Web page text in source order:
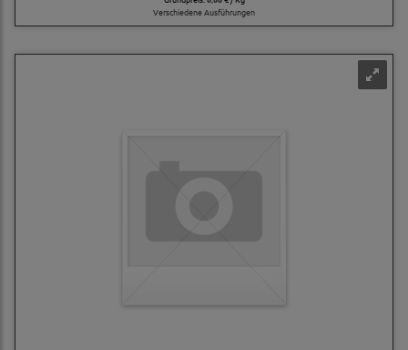
Verschiedene Ausführungen